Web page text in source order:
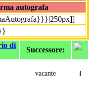
autografa
di
Successore:
vacante I